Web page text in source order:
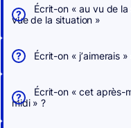
Écrit-on « au vu de
vue de la situation »
Écrit-on « j’aimerais »
Écrit-on « cet après-
midi » ?